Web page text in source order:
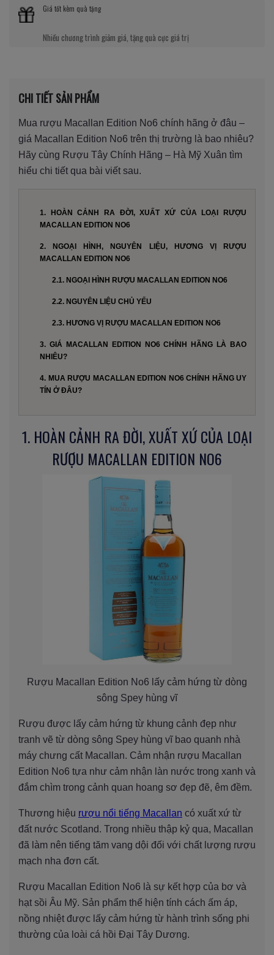
Giá tốt kèm quà tặng
Nhiều chương trình giảm giá, tặng quà cực giá trị
CHI TIẾT SẢN PHẨM
Mua rượu Macallan Edition No6 chính hãng ở đâu –
giá Macallan Edition No6 trên thị trường là bao nhiêu?
Hãy cùng Rượu Tây Chính Hãng – Hà Mỹ Xuân tìm
hiểu chi tiết qua bài viết sau.
1. HOÀN CẢNH RA ĐỜI, XUẤT XỨ CỦA LOẠI RƯỢU
MACALLAN EDITION NO6
2. NGOẠI HÌNH, NGUYÊN LIỆU, HƯƠNG VỊ RƯỢU
MACALLAN EDITION NO6
2.1. NGOẠI HÌNH RƯỢU MACALLAN EDITION NO6
2.2. NGUYÊN LIỆU CHỦ YẾU
2.3. HƯƠNG VỊ RƯỢU MACALLAN EDITION NO6
3. GIÁ MACALLAN EDITION NO6 CHÍNH HÃNG LÀ BAO
NHIÊU?
4. MUA RƯỢU MACALLAN EDITION NO6 CHÍNH HÃNG UY
TÍN Ở ĐÂU?
1. HOÀN CẢNH RA ĐỜI, XUẤT XỨ CỦA LOẠI
RƯỢU MACALLAN EDITION NO6
Rượu Macallan Edition No6 lấy cảm hứng từ dòng
sông Spey hùng vĩ
Rượu được lấy cảm hứng từ khung cảnh đẹp như
tranh vẽ từ dòng sông Spey hùng vĩ bao quanh nhà
máy chưng cất Macallan. Cảm nhận rượu Macallan
Edition No6 tựa như cảm nhận làn nước trong xanh và
đắm chìm trong cảnh quan hoang sơ đẹp đẽ, êm đềm.
Thương hiệu rượu nổi tiếng Macallan có xuất xứ từ
đất nước Scotland. Trong nhiều thập kỷ qua, Macallan
đã làm nên tiếng tăm vang dội đối với chất lượng rượu
mạch nha đơn cất.
Rượu Macallan Edition No6 là sự kết hợp của bơ và
hạt sồi Âu Mỹ. Sản phẩm thể hiện tính cách ấm áp,
nồng nhiệt được lấy cảm hứng từ hành trình sống phi
thường của loài cá hồi Đại Tây Dương.